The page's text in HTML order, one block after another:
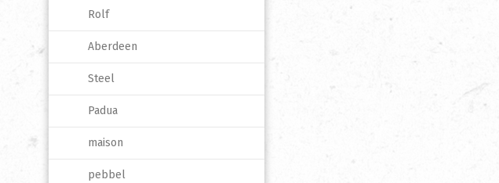
Rolf
Aberdeen
Steel
Padua
maison
pebbel